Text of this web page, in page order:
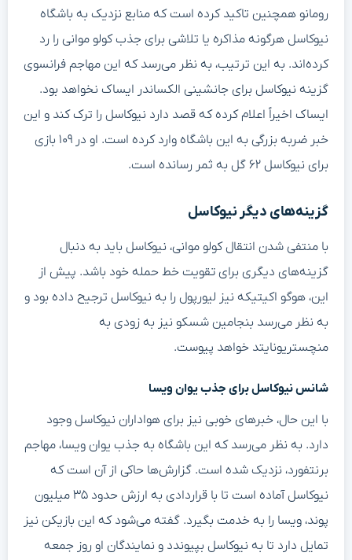
رومانو همچنین تاکید کرده است که منابع نزدیک به باشگاه
نیوکاسل هرگونه مذاکره یا تلاشی برای جذب کولو موانی را رد
کرده‌اند. به این ترتیب، به نظر می‌رسد که این مهاجم فرانسوی
گزینه نیوکاسل برای جانشینی الکساندر ایساک نخواهد بود.
ایساک اخیراً اعلام کرده که قصد دارد نیوکاسل را ترک کند و این
خبر ضربه بزرگی به این باشگاه وارد کرده است. او در ۱۰۹ بازی
برای نیوکاسل ۶۲ گل به ثمر رسانده است.
گزینه‌های دیگر نیوکاسل
با منتفی شدن انتقال کولو موانی، نیوکاسل باید به دنبال
گزینه‌های دیگری برای تقویت خط حمله خود باشد. پیش از
این، هوگو اکیتیکه نیز لیورپول را به نیوکاسل ترجیح داده بود و
به نظر می‌رسد بنجامین شسکو نیز به زودی به
منچستریونایتد خواهد پیوست.
شانس نیوکاسل برای جذب یوان ویسا
با این حال، خبرهای خوبی نیز برای هواداران نیوکاسل وجود
دارد. به نظر می‌رسد که این باشگاه به جذب یوان ویسا، مهاجم
برنتفورد، نزدیک شده است. گزارش‌ها حاکی از آن است که
نیوکاسل آماده است تا با قراردادی به ارزش حدود ۳۵ میلیون
پوند، ویسا را به خدمت بگیرد. گفته می‌شود که این بازیکن نیز
تمایل دارد تا به نیوکاسل بپیوندد و نمایندگان او روز جمعه